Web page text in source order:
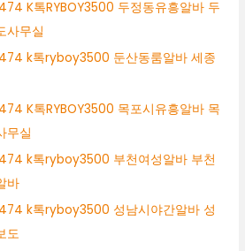
K톡RYBOY3500 두정동유흥알바 두
사무실
k톡ryboy3500 둔산동룸알바 세종
K톡RYBOY3500 목포시유흥알바 목
무실
k톡ryboy3500 부천여성알바 부천
바
k톡ryboy3500 성남시야간알바 성
도